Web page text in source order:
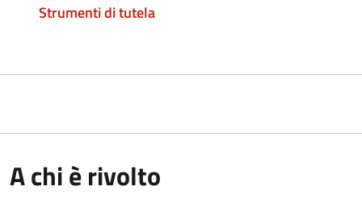
Strumenti di tutela
A chi è rivolto